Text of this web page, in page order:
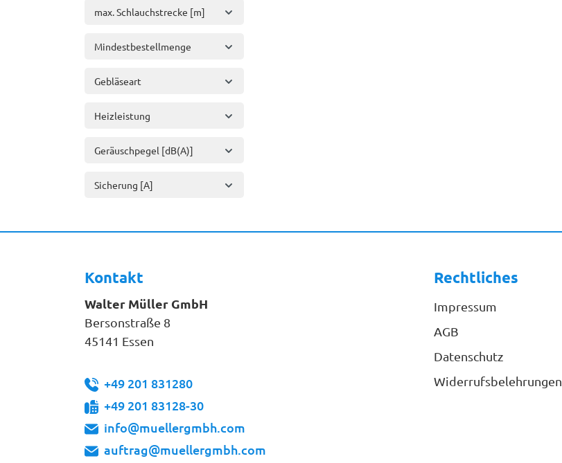
max. Schlauchstrecke [m]
Mindestbestellmenge
Gebläseart
Heizleistung
Geräuschpegel [dB(A)]
Sicherung [A]
Kontakt
Walter Müller GmbH
Bersonstraße 8
45141 Essen
+49 201 831280
+49 201 83128-30
info@muellergmbh.com
auftrag@muellergmbh.com
Rechtliches
Impressum
AGB
Datenschutz
Widerrufsbelehrungen